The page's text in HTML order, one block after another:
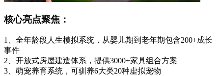
核心亮点聚焦：
1、全年龄段人生模拟系统，从婴儿期到老年期包含200+成长
事件
2、开放式房屋建造体系，提供3000+家具组合方案
3、萌宠养育系统，可驯养6大类20种虚拟宠物